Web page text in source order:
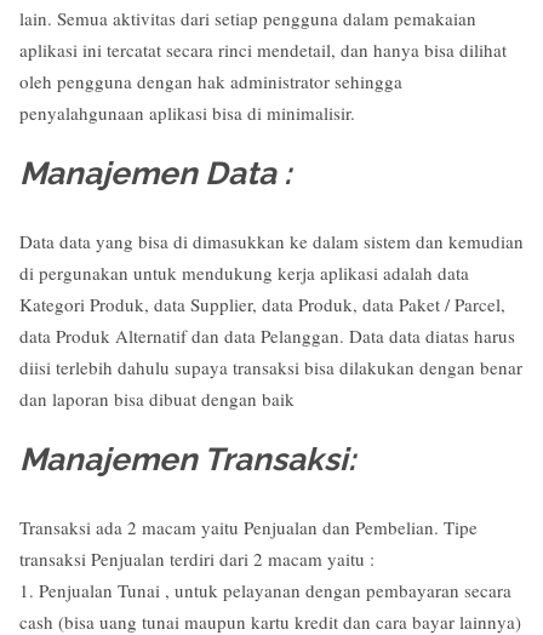
lain. Semua aktivitas dari setiap pengguna dalam pemakaian
aplikasi ini tercatat secara rinci mendetail, dan hanya bisa dilihat
oleh pengguna dengan hak administrator sehingga
penyalahgunaan aplikasi bisa di minimalisir.
Manajemen Data :
Data data yang bisa di dimasukkan ke dalam sistem dan kemudian
di pergunakan untuk mendukung kerja aplikasi adalah data
Kategori Produk, data Supplier, data Produk, data Paket / Parcel,
data Produk Alternatif dan data Pelanggan. Data data diatas harus
diisi terlebih dahulu supaya transaksi bisa dilakukan dengan benar
dan laporan bisa dibuat dengan baik
Manajemen Transaksi:
Transaksi ada 2 macam yaitu Penjualan dan Pembelian. Tipe
transaksi Penjualan terdiri dari 2 macam yaitu :
1. Penjualan Tunai , untuk pelayanan dengan pembayaran secara
cash (bisa uang tunai maupun kartu kredit dan cara bayar lainnya)